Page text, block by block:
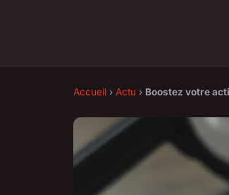
Accueil › Actu › Boostez votre